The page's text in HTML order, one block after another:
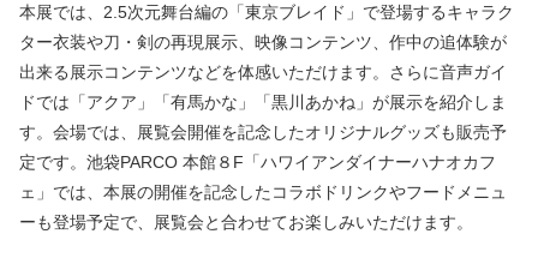
本展では、2.5次元舞台編の「東京ブレイド」で登場するキャラク
ター衣装や刀・剣の再現展示、映像コンテンツ、作中の追体験が
出来る展示コンテンツなどを体感いただけます。さらに音声ガイ
ドでは「アクア」「有馬かな」「黒川あかね」が展示を紹介しま
す。会場では、展覧会開催を記念したオリジナルグッズも販売予
定です。池袋PARCO 本館８F「ハワイアンダイナーハナオカフ
ェ」では、本展の開催を記念したコラボドリンクやフードメニュ
ーも登場予定で、展覧会と合わせてお楽しみいただけます。